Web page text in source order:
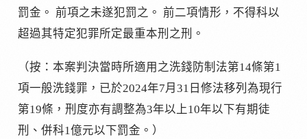
罰金。 前項之未遂犯罰之。 前二項情形，不得科以
超過其特定犯罪所定最重本刑之刑。
（按：本案判決當時所適用之洗錢防制法第14條第1
項一般洗錢罪，已於2024年7月31日修法移列為現行
第19條，刑度亦有調整為3年以上10年以下有期徒
刑、併科1億元以下罰金。）